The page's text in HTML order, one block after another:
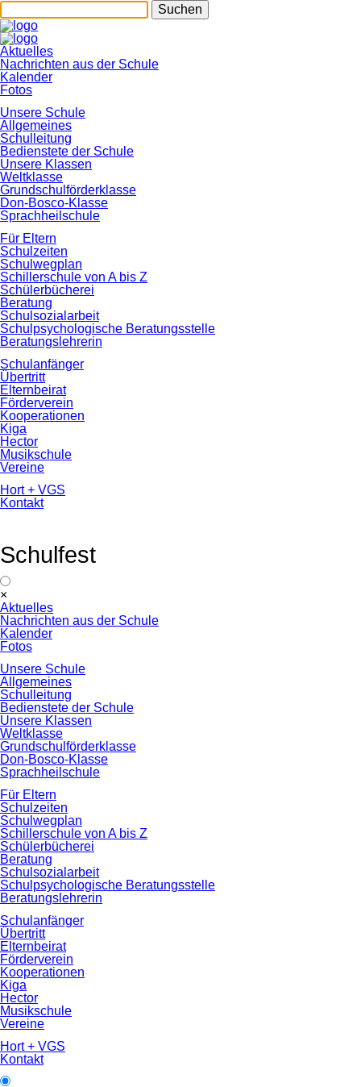
Suchen
Navigation
überspringen
Aktuelles
Nachrichten aus der Schule
Kalender
Fotos
Unsere Schule
Allgemeines
Schulleitung
Bedienstete der Schule
Unsere Klassen
Weltklasse
Grundschulförderklasse
Don-Bosco-Klasse
Sprachheilschule
Für Eltern
Schulzeiten
Schulwegplan
Schillerschule von A bis Z
Schülerbücherei
Beratung
Schulsozialarbeit
Schulpsychologische Beratungsstelle
Beratungslehrerin
Schulanfänger
Übertritt
Elternbeirat
Förderverein
Kooperationen
Kiga
Hector
Musikschule
Vereine
Hort + VGS
Kontakt
Schulfest
×
überspringen
Aktuelles
Nachrichten aus der Schule
Kalender
Fotos
Unsere Schule
Allgemeines
Schulleitung
Bedienstete der Schule
Unsere Klassen
Weltklasse
Grundschulförderklasse
Don-Bosco-Klasse
Sprachheilschule
Für Eltern
Schulzeiten
Schulwegplan
Schillerschule von A bis Z
Schülerbücherei
Beratung
Schulsozialarbeit
Schulpsychologische Beratungsstelle
Beratungslehrerin
Schulanfänger
Übertritt
Elternbeirat
Förderverein
Kooperationen
Kiga
Hector
Musikschule
Vereine
Hort + VGS
Kontakt